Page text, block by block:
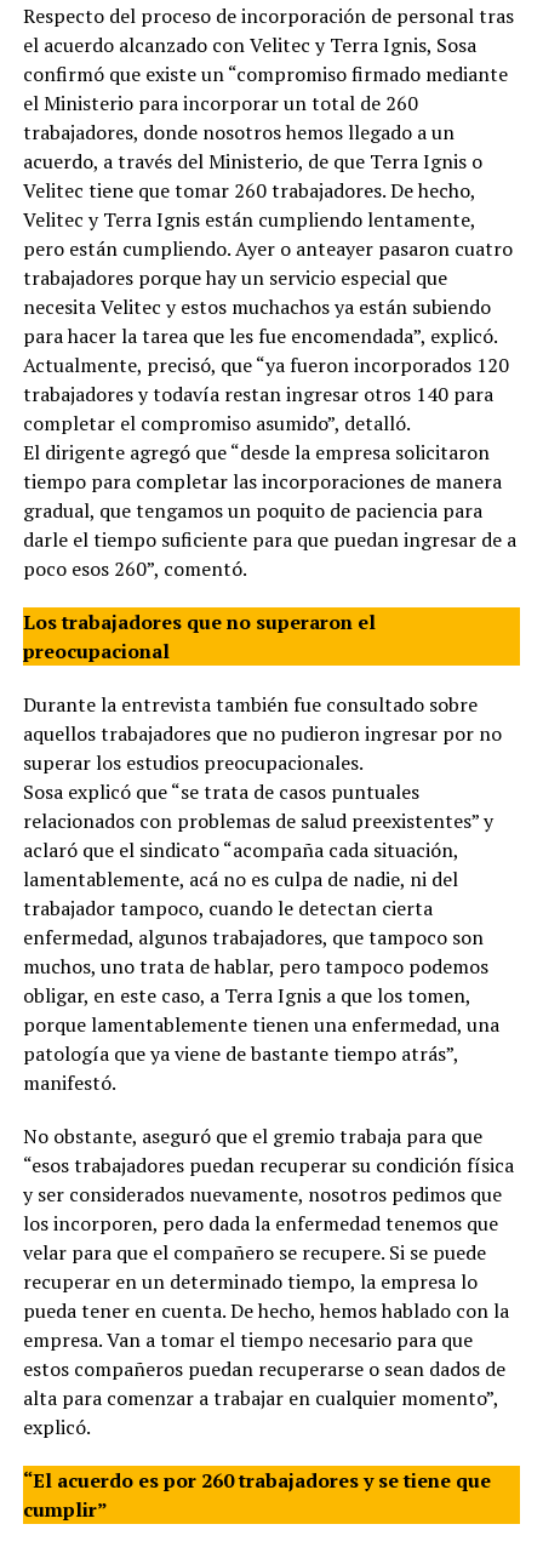
Respecto del proceso de incorporación de personal tras
el acuerdo alcanzado con Velitec y Terra Ignis, Sosa
confirmó que existe un “compromiso firmado mediante
el Ministerio para incorporar un total de 260
trabajadores, donde nosotros hemos llegado a un
acuerdo, a través del Ministerio, de que Terra Ignis o
Velitec tiene que tomar 260 trabajadores. De hecho,
Velitec y Terra Ignis están cumpliendo lentamente,
pero están cumpliendo. Ayer o anteayer pasaron cuatro
trabajadores porque hay un servicio especial que
necesita Velitec y estos muchachos ya están subiendo
para hacer la tarea que les fue encomendada”, explicó.
Actualmente, precisó, que “ya fueron incorporados 120
trabajadores y todavía restan ingresar otros 140 para
completar el compromiso asumido”, detalló.
El dirigente agregó que “desde la empresa solicitaron
tiempo para completar las incorporaciones de manera
gradual, que tengamos un poquito de paciencia para
darle el tiempo suficiente para que puedan ingresar de a
poco esos 260”, comentó.
Los trabajadores que no superaron el
preocupacional
Durante la entrevista también fue consultado sobre
aquellos trabajadores que no pudieron ingresar por no
superar los estudios preocupacionales.
Sosa explicó que “se trata de casos puntuales
relacionados con problemas de salud preexistentes” y
aclaró que el sindicato “acompaña cada situación,
lamentablemente, acá no es culpa de nadie, ni del
trabajador tampoco, cuando le detectan cierta
enfermedad, algunos trabajadores, que tampoco son
muchos, uno trata de hablar, pero tampoco podemos
obligar, en este caso, a Terra Ignis a que los tomen,
porque lamentablemente tienen una enfermedad, una
patología que ya viene de bastante tiempo atrás”,
manifestó.
No obstante, aseguró que el gremio trabaja para que
“esos trabajadores puedan recuperar su condición física
y ser considerados nuevamente, nosotros pedimos que
los incorporen, pero dada la enfermedad tenemos que
velar para que el compañero se recupere. Si se puede
recuperar en un determinado tiempo, la empresa lo
pueda tener en cuenta. De hecho, hemos hablado con la
empresa. Van a tomar el tiempo necesario para que
estos compañeros puedan recuperarse o sean dados de
alta para comenzar a trabajar en cualquier momento”,
explicó.
“El acuerdo es por 260 trabajadores y se tiene que
cumplir”